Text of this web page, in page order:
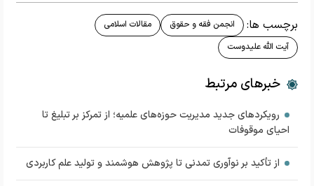
برچسب ها: انجمن فقه و حقوق
مقالات اسلامی
آیت الله علیدوست
خبرهای مرتبط
رویکردهای جدید مدیریت حوزه‌های علمیه؛ از تمرکز بر تبلیغ تا
احیای موقوفات
از تأکید بر نوآوری تمدنی تا پژوهش هوشمند و تولید علم کاربردی